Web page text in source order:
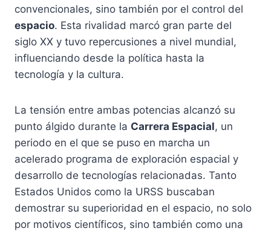
convencionales, sino también por el control del
espacio. Esta rivalidad marcó gran parte del
siglo XX y tuvo repercusiones a nivel mundial,
influenciando desde la política hasta la
tecnología y la cultura.
La tensión entre ambas potencias alcanzó su
punto álgido durante la Carrera Espacial, un
periodo en el que se puso en marcha un
acelerado programa de exploración espacial y
desarrollo de tecnologías relacionadas. Tanto
Estados Unidos como la URSS buscaban
demostrar su superioridad en el espacio, no solo
por motivos científicos, sino también como una